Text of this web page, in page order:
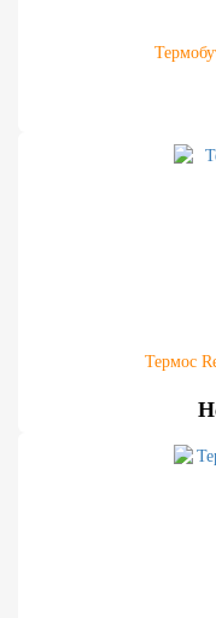
Термос